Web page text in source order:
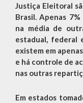
Justiça Eleitoral
Brasil. Apenas
na média de
estadual, federal
existem em
e há controle de
nas outras
Em estados